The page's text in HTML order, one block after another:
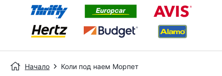
Начало Коли под наем Морпет